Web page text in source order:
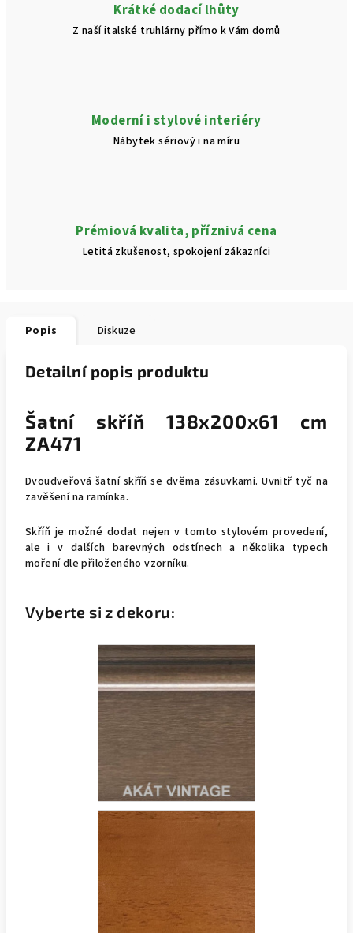
Krátké dodací lhůty
Z naší italské truhlárny přímo k Vám domů
Moderní i stylové interiéry
Nábytek sériový i na míru
Prémiová kvalita, příznivá cena
Letitá zkušenost, spokojení zákazníci
Popis Diskuze
Detailní popis produktu
Šatní skříň 138x200x61 cm
ZA471
Dvoudveřová šatní skříň se dvěma zásuvkami. Uvnitř tyč na
zavěšení na ramínka.
Skříň je možné dodat nejen v tomto stylovém provedení,
ale i v dalších barevných odstínech a několika typech
moření dle přiloženého vzorníku.
Vyberte si z dekoru: